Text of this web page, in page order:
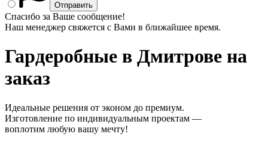
Спасибо за Ваше сообщение!
Наш менеджер свяжется с Вами в ближайшее время.
Гардеробные в Дмитрове на
заказ
Идеальные решения от эконом до премиум.
Изготовление по индивидуальным проектам —
воплотим любую вашу мечту!